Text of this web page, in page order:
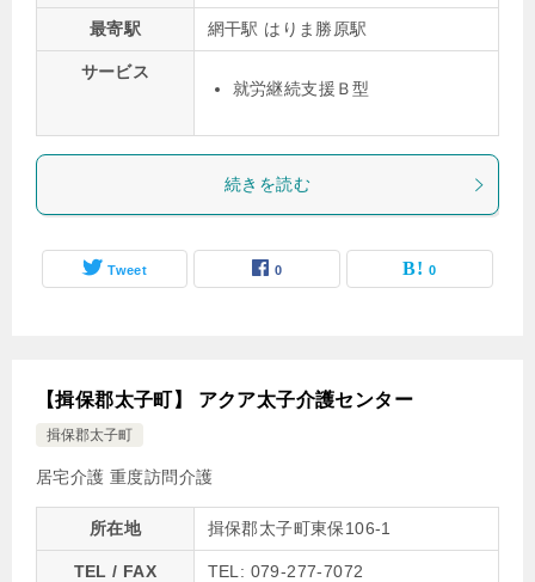
最寄駅 網干駅 はりま勝原駅
サービス
就労継続支援Ｂ型
続きを読む
Tweet 0 0
【揖保郡太子町】 アクア太子介護センター
揖保郡太子町
居宅介護 重度訪問介護
所在地 揖保郡太子町東保106-1
TEL / FAX
TEL: 079-277-7072